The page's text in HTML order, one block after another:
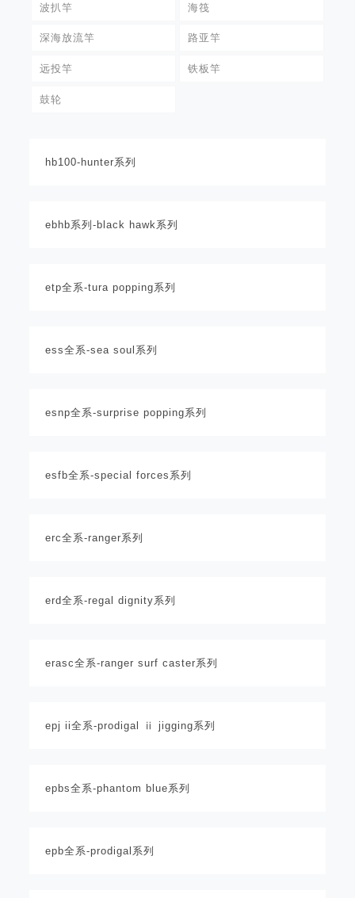
波扒竿 海筏
深海放流竿 路亚竿
远投竿 铁板竿
鼓轮
hb100-hunter系列
ebhb系列-black hawk系列
etp全系-tura popping系列
ess全系-sea soul系列
esnp全系-surprise popping系列
esfb全系-special forces系列
erc全系-ranger系列
erd全系-regal dignity系列
erasc全系-ranger surf caster系列
epj ii全系-prodigal ⅱ jigging系列
epbs全系-phantom blue系列
epb全系-prodigal系列